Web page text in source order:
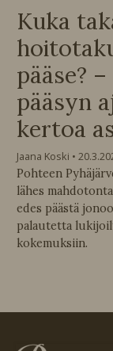
Kuka
pääse?
pääsyn
kertoa
Jaana Koski
Pohteen
lähes
edes päästä
palautetta
kokemuksiin.